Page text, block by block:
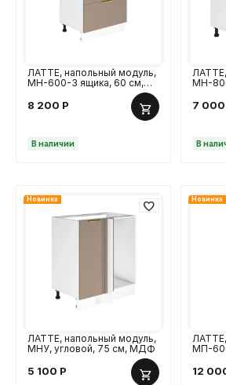
ЛАТТЕ, напольный модуль,
МН-600-3 ящика, 60 см,
8 200 Р
В наличии
МН-
7 000
В
Новинка
ЛАТТЕ, напольный модуль,
МНУ, угловой, 75 см, МДФ
5 100 Р
Новинка
МП-
12